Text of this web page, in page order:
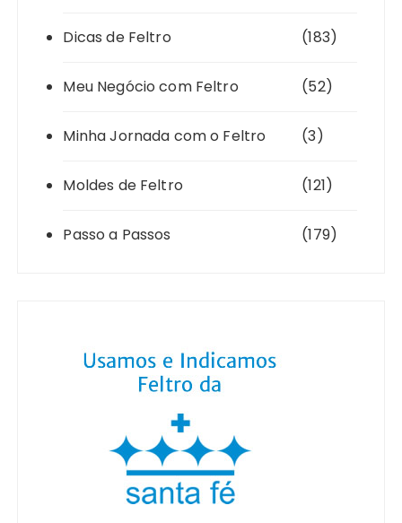
Dicas de Feltro (183)
Meu Negócio com Feltro (52)
Minha Jornada com o Feltro (3)
Moldes de Feltro (121)
Passo a Passos (179)